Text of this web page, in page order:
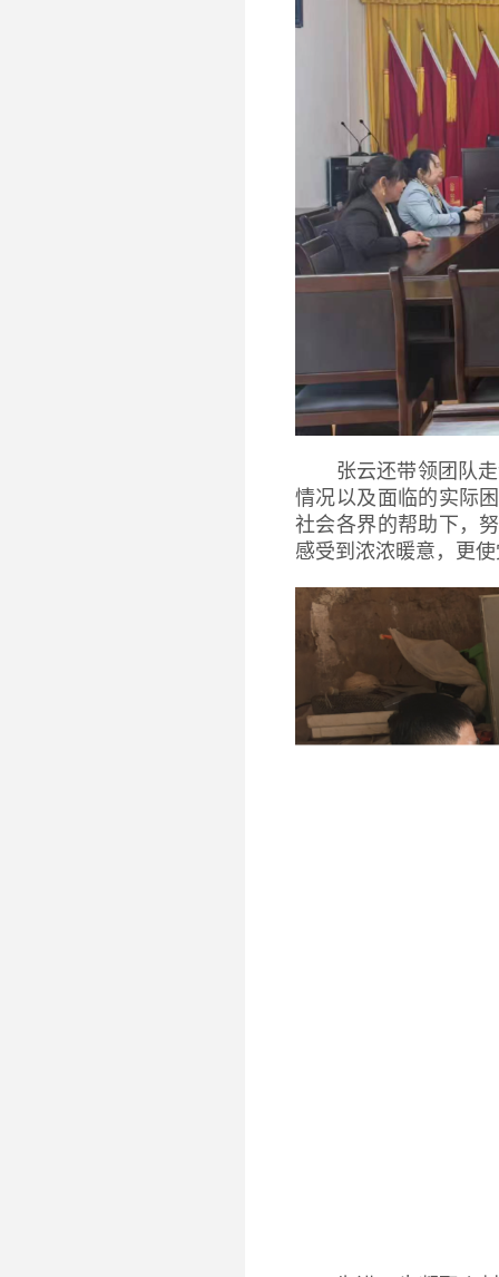
张云还带领团队
情况以及面临的实际
社会各界的帮助下，
感受到浓浓暖意，更